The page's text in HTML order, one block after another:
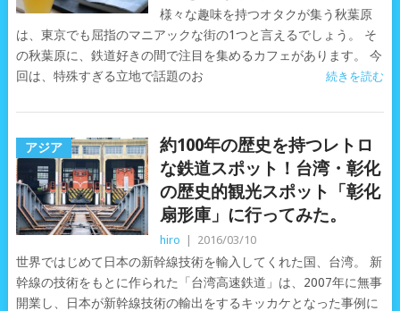
様々な趣味を持つオタクが集う秋葉原
は、東京でも屈指のマニアックな街の1つと言えるでしょう。 そ
の秋葉原に、鉄道好きの間で注目を集めるカフェがあります。 今
回は、特殊すぎる立地で話題のお
続きを読む
アジア
約100年の歴史を持つレトロ
な鉄道スポット！台湾・彰化
の歴史的観光スポット「彰化
扇形庫」に行ってみた。
hiro 2016/03/10
世界ではじめて日本の新幹線技術を輸入してくれた国、台湾。 新
幹線の技術をもとに作られた「台湾高速鉄道」は、2007年に無事
開業し、日本が新幹線技術の輸出をするキッカケとなった事例に